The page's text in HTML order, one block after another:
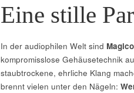
Eine stille
In der audiophilen Welt sind
kompromisslose Gehäusetechnik
staubtrockene, ehrliche Klang
brennt vielen unter den Nägeln: